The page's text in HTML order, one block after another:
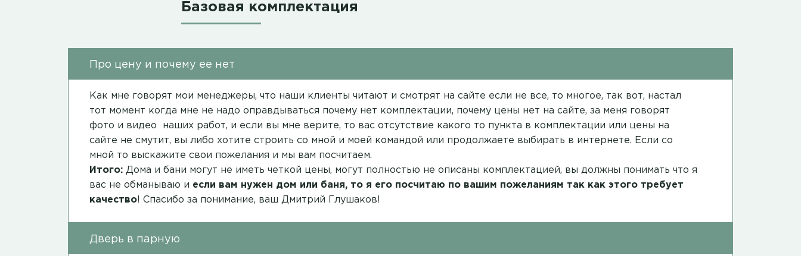
Базовая комплектация
Про цену и почему ее нет
Как мне говорят мои менеджеры, что наши клиенты читают и смотрят на сайте если не все, то многое, так вот, настал
тот момент когда мне не надо оправдываться почему нет комплектации, почему цены нет на сайте, за меня говорят
фото и видео наших работ, и если вы мне верите, то вас отсутствие какого то пункта в комплектации или цены на
сайте не смутит, вы либо хотите строить со мной и моей командой или продолжаете выбирать в интернете. Если со
мной то выскажите свои пожелания и мы вам посчитаем.
Итого: Дома и бани могут не иметь четкой цены, могут полностью не описаны комплектацией, вы должны понимать что я
вас не обманываю и если вам нужен дом или баня, то я его посчитаю по вашим пожеланиям так как этого требует
качество! Спасибо за понимание, ваш Дмитрий Глушаков!
Дверь в парную